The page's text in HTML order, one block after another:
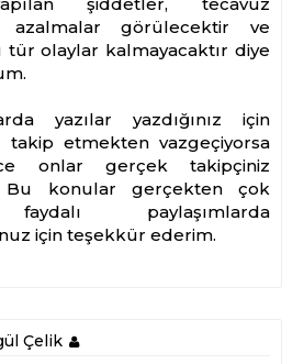
azalmalar görülecektir ve
tür olaylar kalmayacaktır diye
yazılar yazdığınız için
takip etmekten vazgeçiyorsa
onlar gerçek takipçiniz
Bu konular gerçekten çok
paylaşımlarda
için teşekkür ederim.
Çelik